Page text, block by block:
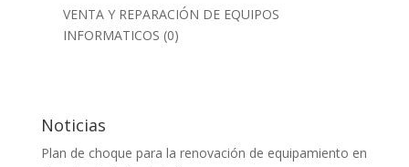
VENTA Y REPARACIÓN DE EQUIPOS
INFORMATICOS (0)
Noticias
Plan de choque para la renovación de equipamiento en